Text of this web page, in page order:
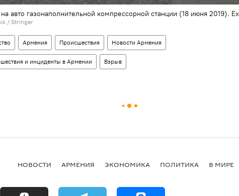
авто газонаполнительной компрессорной станции (18 июня 2019).
/ Stringer
Армения Происшествия Новости Армения
и инциденты в Армении Взрыв
НОВОСТИ АРМЕНИЯ ЭКОНОМИКА ПОЛИТИКА В МИРЕ